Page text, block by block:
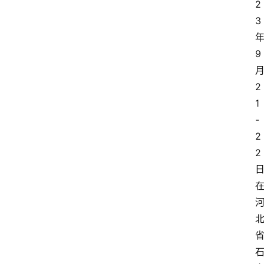
2
3
年
9
月
2
1
-
2
2
日
在
河
北
省
石